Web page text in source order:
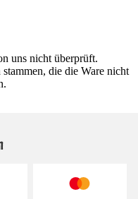
uns nicht überprüft.
die die Ware nicht